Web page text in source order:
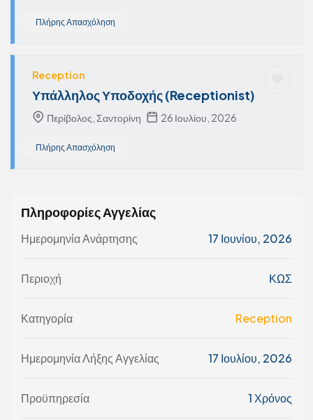
Πλήρης Απασχόληση
Reception
Υπάλληλος Υποδοχής (Receptionist)
Περίβολος, Σαντορίνη 26 Ιουλίου, 2026
Πλήρης Απασχόληση
Πληροφορίες Αγγελίας
Ημερομηνία Ανάρτησης 17 Ιουνίου, 2026
Περιοχή ΚΩΣ
Κατηγορία Reception
Ημερομηνία Λήξης Αγγελίας 17 Ιουλίου, 2026
Προϋπηρεσία 1 Χρόνος